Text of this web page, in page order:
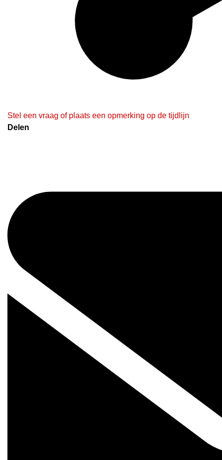
Stel een vraag of plaats een opmerking op de tijdlijn
Delen